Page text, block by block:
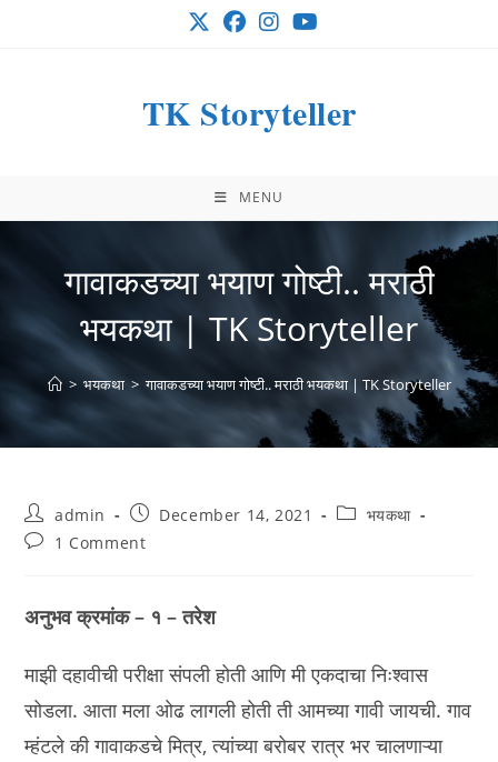
TK Storyteller
MENU
गावाकडच्या भयाण गोष्टी.. मराठी
भयकथा | TK Storyteller
> भयकथा > गावाकडच्या भयाण गोष्टी.. मराठी भयकथा | TK Storyteller
Post
author:
admin
Post
published:
December 14, 2021
Postभयकथा
Post1 Comment
अनुभव क्रमांक – १ – तरेश
माझी दहावीची परीक्षा संपली होती आणि मी एकदाचा निःश्वास
सोडला. आता मला ओढ लागली होती ती आमच्या गावी जायची. गाव
म्हंटले की गावाकडचे मित्र, त्यांच्या बरोबर रात्र भर चालणाऱ्या